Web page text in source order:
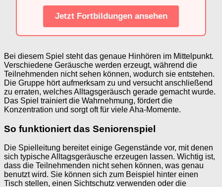
Jetzt Fortbildungen ansehen
Bei diesem Spiel steht das genaue Hinhören im Mittelpunkt.
Verschiedene Geräusche werden erzeugt, während die
Teilnehmenden nicht sehen können, wodurch sie entstehen.
Die Gruppe hört aufmerksam zu und versucht anschließend
zu erraten, welches Alltagsgeräusch gerade gemacht wurde.
Das Spiel trainiert die Wahrnehmung, fördert die
Konzentration und sorgt oft für viele Aha-Momente.
So funktioniert das Seniorenspiel
Die Spielleitung bereitet einige Gegenstände vor, mit denen
sich typische Alltagsgeräusche erzeugen lassen. Wichtig ist,
dass die Teilnehmenden nicht sehen können, was genau
benutzt wird. Sie können sich zum Beispiel hinter einen
Tisch stellen, einen Sichtschutz verwenden oder die